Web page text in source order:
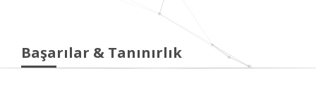
Başarılar & Tanınırlık